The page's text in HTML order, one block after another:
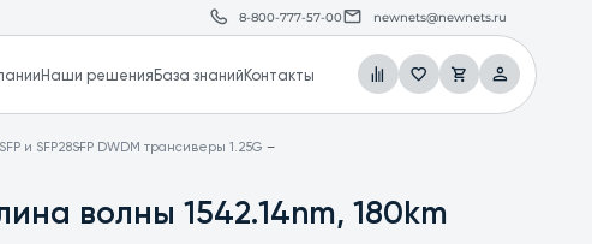
8-800-777-57-00 newnets@newnets.ru
Наши решения База знаний Контакты
и SFP28SFP DWDM трансиверы 1.25G
волны 1542.14nm, 180km